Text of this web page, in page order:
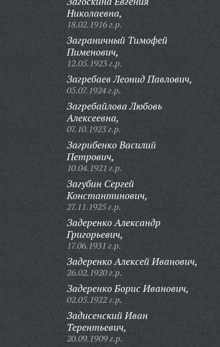
Николаевна,
18.02.1916 г.р.
Заграничный Тимофей
Пименович,
12.05.1923 г.р.
Загребаев Леонид Павлович,
05.07.1924 г.р.
Загребайлова Любовь
Алексеевна,
07.10.1923 г.р.
Загрибенко Василий
Петрович,
10.04.1921 г.р.
Загубин Сергей
Константинович,
27.11.1925 г.р.
Задеренко Александр
Григорьевич,
17.06.1931 г.р.
Задеренко Алексей Иванович,
26.02.1920 г.р.
Задеренко Борис Иванович,
02.05.1922 г.р.
Задисенский Иван
Терентьевич,
20.09.1909 г.р.